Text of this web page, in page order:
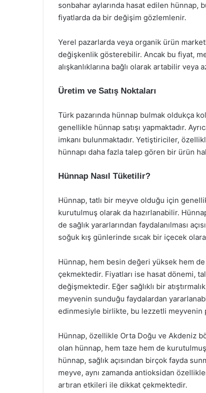
sonbahar aylarında hasat edilen hünnap,
fiyatlarda da bir değişim gözlemlenir.
Yerel pazarlarda veya organik ürün
değişkenlik gösterebilir. Ancak bu fiyat,
alışkanlıklarına bağlı olarak artabilir veya
Üretim ve Satış Noktaları
Türk pazarında hünnap bulmak oldukça
genellikle hünnap satışı yapmaktadır.
imkanı bulunmaktadır. Yetiştiriciler,
hünnapı daha fazla talep gören bir ürün
Hünnap Nasıl Tüketilir?
Hünnap, tatlı bir meyve olduğu için
kurutulmuş olarak da hazırlanabilir.
de sağlık yararlarından faydalanılması
soğuk kış günlerinde sıcak bir içecek
Hünnap, hem besin değeri yüksek hem
çekmektedir. Fiyatları ise hasat dönemi,
değişmektedir. Eğer sağlıklı bir
meyvenin sunduğu faydalardan
edinmesiyle birlikte, bu lezzetli
Hünnap, özellikle Orta Doğu ve Akdeniz
olan hünnap, hem taze hem de
hünnap, sağlık açısından birçok fayda
meyve, aynı zamanda antioksidan
artıran etkileri ile dikkat çekmektedir.